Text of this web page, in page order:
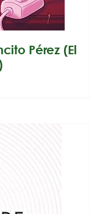
Pérez (El